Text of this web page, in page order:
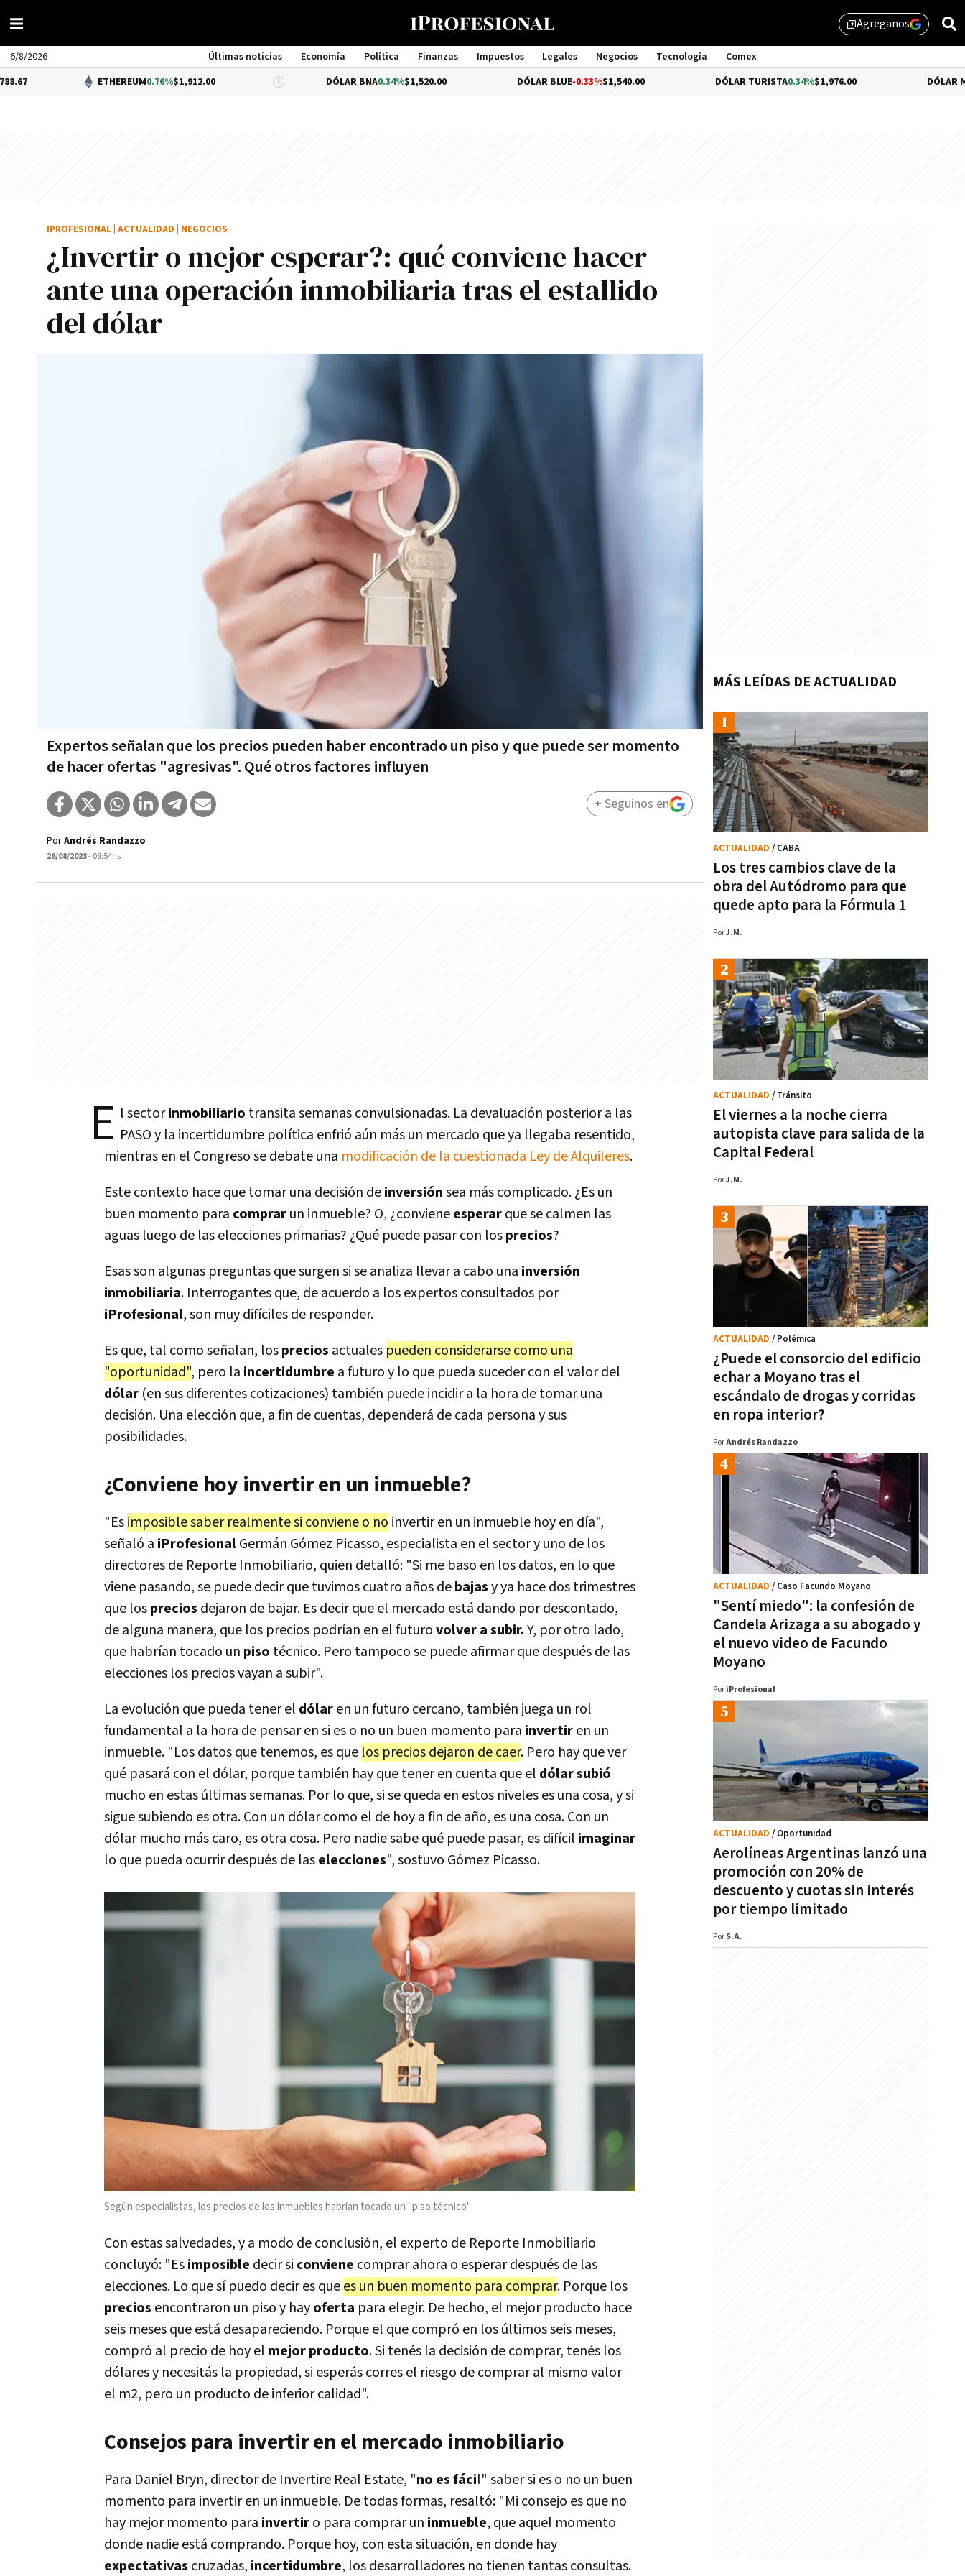
library_addAgreganos
6/8/2026 Últimas noticias Economía Política Finanzas Impuestos Legales Negocios Tecnología
Comex
Management
ETHEREUM0.76%$1,912.00 DÓLAR BNA 0.34%$1,520.00 -0.33%$1,540.00 DÓLAR TURISTA0.34%$1,976.00 -0.54%
¿Invertir o mejor esperar?: qué conviene hacer
ante una operación inmobiliaria tras el estallido
del dólar
Expertos señalan que los precios pueden haber encontrado un piso y que puede ser momento
de hacer ofertas "agresivas". Qué otros factores influyen
IPROFESIONAL ACTUALIDAD NEGOCIOS
PorAndrés Randazzo
26/08/2023- 08:54hs
+ Seguinos en
E l sectorinmobiliario transita semanas convulsionadas. La devaluación posterior a las
PASO y la incertidumbre política enfrió aún más un mercado que ya llegaba resentido,
mientras en el Congreso se debate una modificación de la cuestionada Ley de Alquileres.
Este contexto hace que tomar una decisión deinversiónsea más complicado. ¿Es un
buen momento para comprarun inmueble? O, ¿convieneesperarque se calmen las
aguas luego de las elecciones primarias? ¿Qué puede pasar con losprecios?
Esas son algunas preguntas que surgen si se analiza llevar a cabo una inversión
inmobiliaria. Interrogantes que, de acuerdo a los expertos consultados por
iProfesional, son muy difíciles de responder.
Es que, tal como señalan, losprecios actuales pueden considerarse como una
"oportunidad", pero la incertidumbre a futuro y lo que pueda suceder con el valor del
dólar (en sus diferentes cotizaciones) también puede incidir a la hora de tomar una
decisión. Una elección que, a fin de cuentas, dependerá de cada persona y sus
posibilidades.
¿Conviene hoy invertir en un inmueble?
"Esimposible saber realmente si conviene o no invertir en un inmueble hoy en día",
señaló a iProfesionalGermán Gómez Picasso, especialista en el sector y uno de los
directores de Reporte Inmobiliario, quien detalló: "Si me baso en los datos, en lo que
viene pasando, se puede decir que tuvimos cuatro años debajasy ya hace dos trimestres
que losprecios dejaron de bajar. Es decir que el mercado está dando por descontado,
de alguna manera, que los precios podrían en el futurovolver a subir.Y, por otro lado,
que habrían tocado un piso técnico. Pero tampoco se puede afirmar que después de las
elecciones los precios vayan a subir".
La evolución que pueda tener el dólaren un futuro cercano, también juega un rol
fundamental a la hora de pensar en si es o no un buen momento para invertiren un
inmueble. "Los datos que tenemos, es que los precios dejaron de caer. Pero hay que ver
qué pasará con el dólar, porque también hay que tener en cuenta que el dólar subió
mucho en estas últimas semanas. Por lo que, si se queda en estos niveles es una cosa, y si
sigue subiendo es otra. Con un dólar como el de hoy a fin de año, es una cosa. Con un
dólar mucho más caro, es otra cosa. Pero nadie sabe qué puede pasar, es difícil imaginar
lo que pueda ocurrir después de laselecciones", sostuvo Gómez Picasso.
Según especialistas, los precios de los inmuebles habrían tocado un "piso técnico"
Con estas salvedades, y a modo de conclusión, el experto de Reporte Inmobiliario
concluyó: "Esimposible decir si conviene comprar ahora o esperar después de las
elecciones. Lo que sí puedo decir es quees un buen momento para comprar. Porque los
precios encontraron un piso y hayoferta para elegir. De hecho, el mejor producto hace
seis meses que está desapareciendo. Porque el que compró en los últimos seis meses,
compró al precio de hoy el mejor producto. Si tenés la decisión de comprar, tenés los
dólares y necesitás la propiedad, si esperás corres el riesgo de comprar al mismo valor
el m2, pero un producto de inferior calidad".
Consejos para invertir en el mercado inmobiliario
Para Daniel Bryn, director de Invertire Real Estate, "no es fácil" saber si es o no un buen
momento para invertir en un inmueble. De todas formas, resaltó: "Mi consejo es que no
hay mejor momento para invertiro para comprar un inmueble, que aquel momento
donde nadie está comprando. Porque hoy, con esta situación, en donde hay
expectativas cruzadas, incertidumbre, los desarrolladores no tienen tantas consultas.
MÁS LEÍDAS DE ACTUALIDAD
Los tres cambios clave de la
obra del Autódromo para que
quede apto para la Fórmula 1
ACTUALIDAD / CABA
PorJ.M.
El viernes a la noche cierra
autopista clave para salida de la
Capital Federal
ACTUALIDAD / Tránsito
PorJ.M.
¿Puede el consorcio del edificio
echar a Moyano tras el
escándalo de drogas y corridas
en ropa interior?
ACTUALIDAD / Polémica
PorAndrés Randazzo
"Sentí miedo": la confesión de
Candela Arizaga a su abogado y
el nuevo video de Facundo
Moyano
ACTUALIDAD / Caso Facundo Moyano
Por iProfesional
Aerolíneas Argentinas lanzó una
promoción con 20% de
descuento y cuotas sin interés
por tiempo limitado
ACTUALIDAD / Oportunidad
Por S.A.